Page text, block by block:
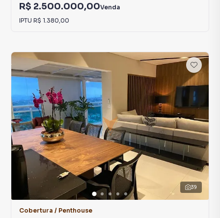
R$ 2.500.000,00Venda
IPTU R$ 1.380,00
39
Cobertura / Penthouse